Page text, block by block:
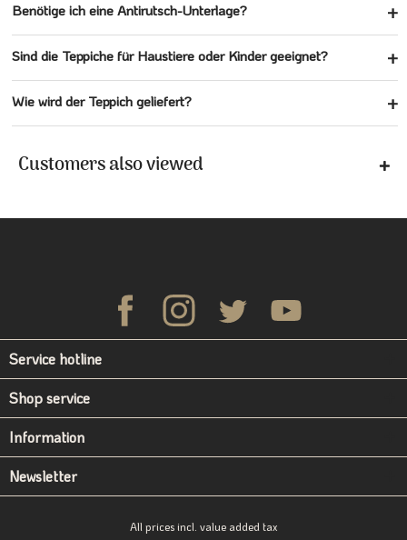
Benötige ich eine Antirutsch-Unterlage?
Sind die Teppiche für Haustiere oder Kinder geeignet?
Wie wird der Teppich geliefert?
Customers also viewed
Service hotline
Shop service
Information
Newsletter
All prices incl. value added tax